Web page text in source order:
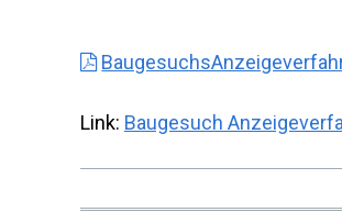
Link: Baugesuch